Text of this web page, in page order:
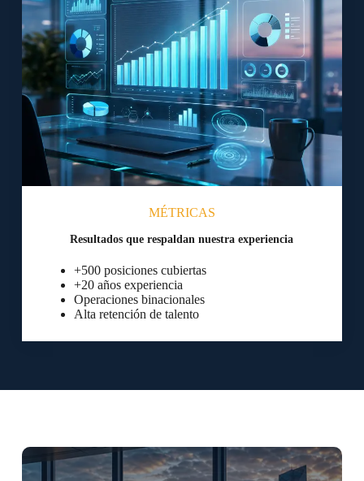
MÉTRICAS
Resultados que respaldan nuestra experiencia
+500 posiciones cubiertas
+20 años experiencia
Operaciones binacionales
Alta retención de talento